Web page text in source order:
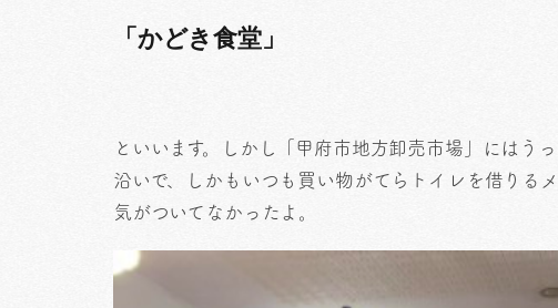
「かどき食堂」
といいます。しかし「甲府市地方卸売市場」にはう
沿いで、しかもいつも買い物がてらトイレを借りる
気がついてなかったよ。